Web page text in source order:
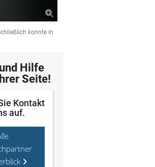
konnte in
Hilfe
Seite!
Kontakt
auf.